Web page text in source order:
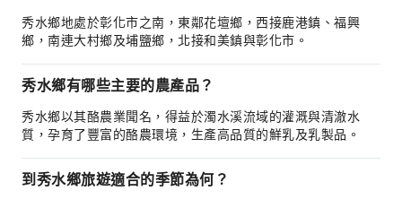
秀水鄉地處於彰化市之南，東鄰花壇鄉，西接鹿港鎮、福興
鄉，南連大村鄉及埔鹽鄉，北接和美鎮與彰化市。
秀水鄉有哪些主要的農產品？
秀水鄉以其酪農業聞名，得益於濁水溪流域的灌溉與清澈水
質，孕育了豐富的酪農環境，生產高品質的鮮乳及乳製品。
到秀水鄉旅遊適合的季節為何？